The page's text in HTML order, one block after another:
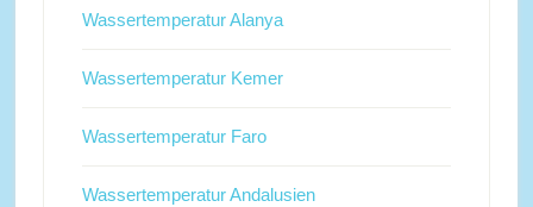
Wassertemperatur Alanya
Wassertemperatur Kemer
Wassertemperatur Faro
Wassertemperatur Andalusien